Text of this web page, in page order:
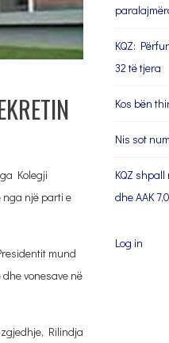
Kolegji
nga një parti e
mund
vonesave në
zgjedhje, Rilindja
KQZ:
32 të tjera
Kos bën
Nis sot
KQZ shpall
dhe AAK
Log in